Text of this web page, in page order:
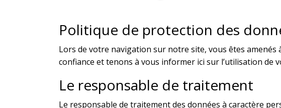
Politique de protection des
Lors de votre navigation sur notre site, vous êtes
confiance et tenons à vous informer ici sur l’utilisation de
Le responsable de traitement
Le responsable de traitement des données à caractère